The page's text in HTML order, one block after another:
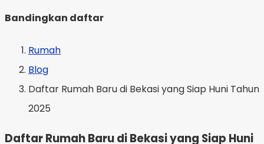
Bandingkan daftar
Rumah
Blog
Daftar Rumah Baru di Bekasi yang Siap Huni Tahun
2025
Daftar Rumah Baru di Bekasi yang Siap Huni